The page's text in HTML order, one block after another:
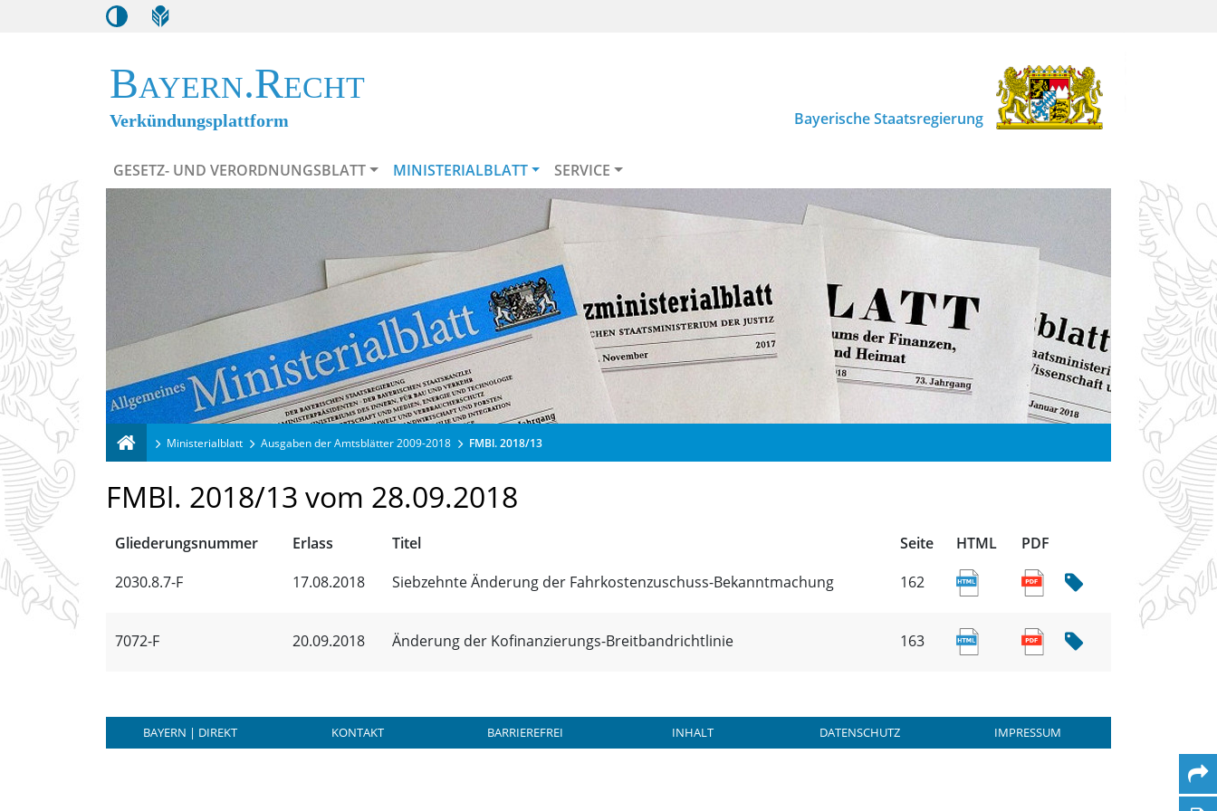
Bayern.Recht
Verkündungsplattform Bayerische Staatsregierung
GESETZ- UND VERORDNUNGSBLATT MINISTERIALBLATT SERVICE
Ministerialblatt Ausgaben der Amtsblätter 2009-2018 FMBl. 2018/13
FMBl. 2018/13 vom 28.09.2018
Gliederungsnummer Erlass Titel Seite HTML
PDF
2030.8.7-F
17.08.2018 Siebzehnte Änderung der Fahrkostenzuschuss-Bekanntmachung 162
7072-F 20.09.2018 Änderung der Kofinanzierungs-Breitbandrichtlinie 163
BAYERN | DIREKT KONTAKT BARRIEREFREI INHALT DATENSCHUTZ IMPRESSUM